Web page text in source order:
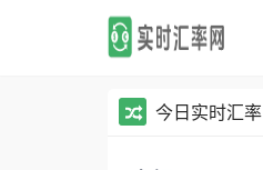
今日实时汇率